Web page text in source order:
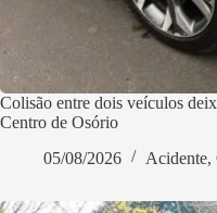
Colisão entre dois veículos
Centro de Osório
05/08/2026
Acidente,